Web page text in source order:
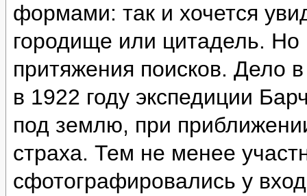
формами: так и хочется
городище или цитадель. Но
притяжения поисков. Дело
в 1922 году экспедиции
под землю, при
страха. Тем не менее
сфотографировались у